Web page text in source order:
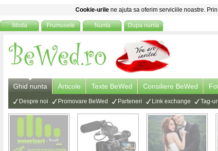
Cookie-urile ne ajuta sa oferim serviciile noastre.
Moda Frumusete Nunta Dupa nunta
Ghid nunta Articole Texte BeWed Consiliere BeWed
Despre noi Promovare BeWed Parteneri Link exchange Tag-